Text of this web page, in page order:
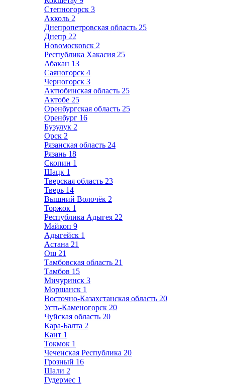
Степногорск 3
Акколь 2
Днепропетровская область 25
Днепр 22
Новомосковск 2
Республика Хакасия 25
Абакан 13
Саяногорск 4
Черногорск 3
Актюбинская область 25
Актобе 25
Оренбургская область 25
Оренбург 16
Бузулук 2
Орск 2
Рязанская область 24
Рязань 18
Скопин 1
Шацк 1
Тверская область 23
Тверь 14
Вышний Волочёк 2
Торжок 1
Республика Адыгея 22
Майкоп 9
Адыгейск 1
Астана 21
Ош 21
Тамбовская область 21
Тамбов 15
Мичуринск 3
Моршанск 1
Восточно-Казахстанская область 20
Усть-Каменогорск 20
Чуйская область 20
Кара-Балта 2
Кант 1
Токмок 1
Чеченская Республика 20
Грозный 16
Шали 2
Гудермес 1